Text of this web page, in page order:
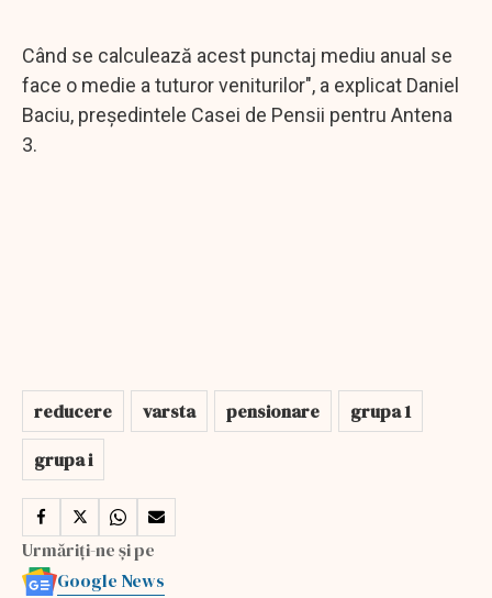
Când se calculează acest punctaj mediu anual se
face o medie a tuturor veniturilor", a explicat Daniel
Baciu, preşedintele Casei de Pensii pentru Antena
3.
reducere varsta pensionare
grupa 1
grupa i
Urmăriți-ne și pe
Google News